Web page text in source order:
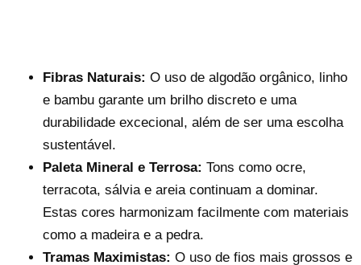
Fibras Naturais: O uso de algodão orgânico, linho
e bambu garante um brilho discreto e uma
durabilidade excecional, além de ser uma escolha
sustentável.
Paleta Mineral e Terrosa: Tons como ocre,
terracota, sálvia e areia continuam a dominar.
Estas cores harmonizam facilmente com materiais
como a madeira e a pedra.
Tramas Maximistas: O uso de fios mais grossos e